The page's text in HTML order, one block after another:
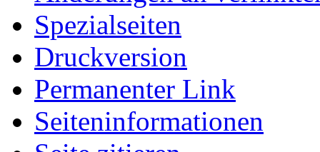
Spezialseiten
Druckversion
Permanenter Link
Seiten­informationen